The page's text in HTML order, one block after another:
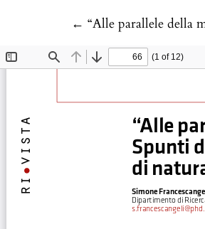
← Return to Article
“Alle parallele della